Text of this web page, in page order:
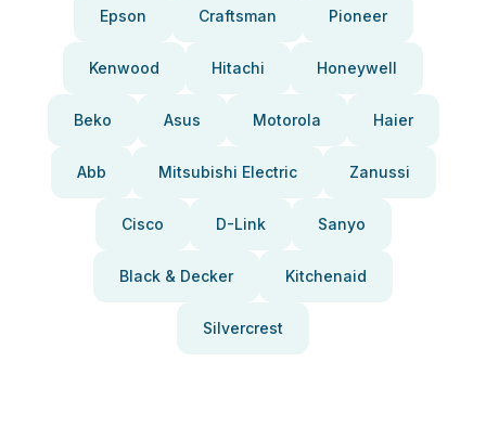
Epson Craftsman Pioneer
Kenwood Hitachi Honeywell
Beko Asus Motorola Haier
Abb Mitsubishi Electric Zanussi
Cisco D-Link Sanyo
Black & Decker Kitchenaid
Silvercrest